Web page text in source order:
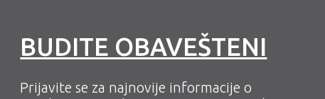
BUDITE OBAVEŠTENI
Prijavite se za najnovije informacije o